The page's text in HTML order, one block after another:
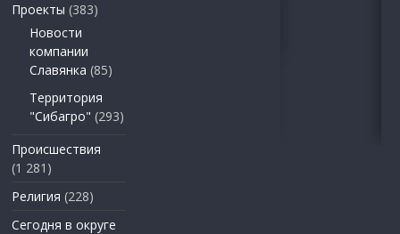
Проекты (383)
Новости
компании
Славянка (85)
Территория
"Сибагро" (293)
Происшествия
(1 281)
Религия (228)
Сегодня в округе